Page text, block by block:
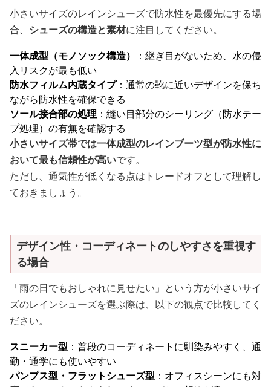
小さいサイズのレインシューズで防水性を最優先にする場
合、 シューズの構造と素材に注目してください。
一体成型（モノソック構造）
：継ぎ目がないため、水の侵
入リスクが最も低い
防水フィルム内蔵タイプ：通常の靴に近いデザインを保ち
ながら防水性を確保できる
ソール接合部の処理 ：縫い目部分のシーリング（防水テー
プ処理）の有無を確認する
小さいサイズ帯では一体成型のレインブーツ型が防水性に
おいて最も信頼性が高いです。
ただし、通気性が低くなる点はトレードオフとして理解し
ておきましょう。
デザイン性・コーディネートのしやすさを重視す
る場合
「雨の日でもおしゃれに見せたい」という方が小さいサイ
ズのレインシューズを選ぶ際は、以下の観点で比較してく
ださい。
スニーカー型 ：普段のコーディネートに馴染みやすく、通
勤・通学にも使いやすい
パンプス型・フラットシューズ型 ：オフィスシーンにも対